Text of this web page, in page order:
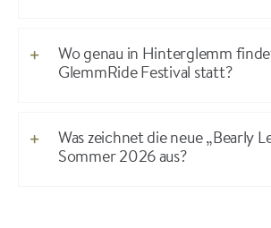
Wo genau in Hinterglemm
GlemmRide Festival statt?
Was zeichnet die neue „Bearly
Sommer 2026 aus?